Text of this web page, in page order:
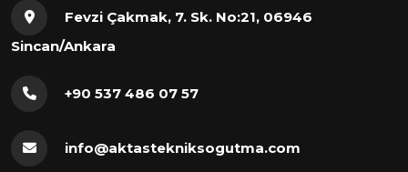
Fevzi Çakmak, 7. Sk. No:21, 06946
Sincan/Ankara
+90 537 486 07 57
info@aktastekniksogutma.com